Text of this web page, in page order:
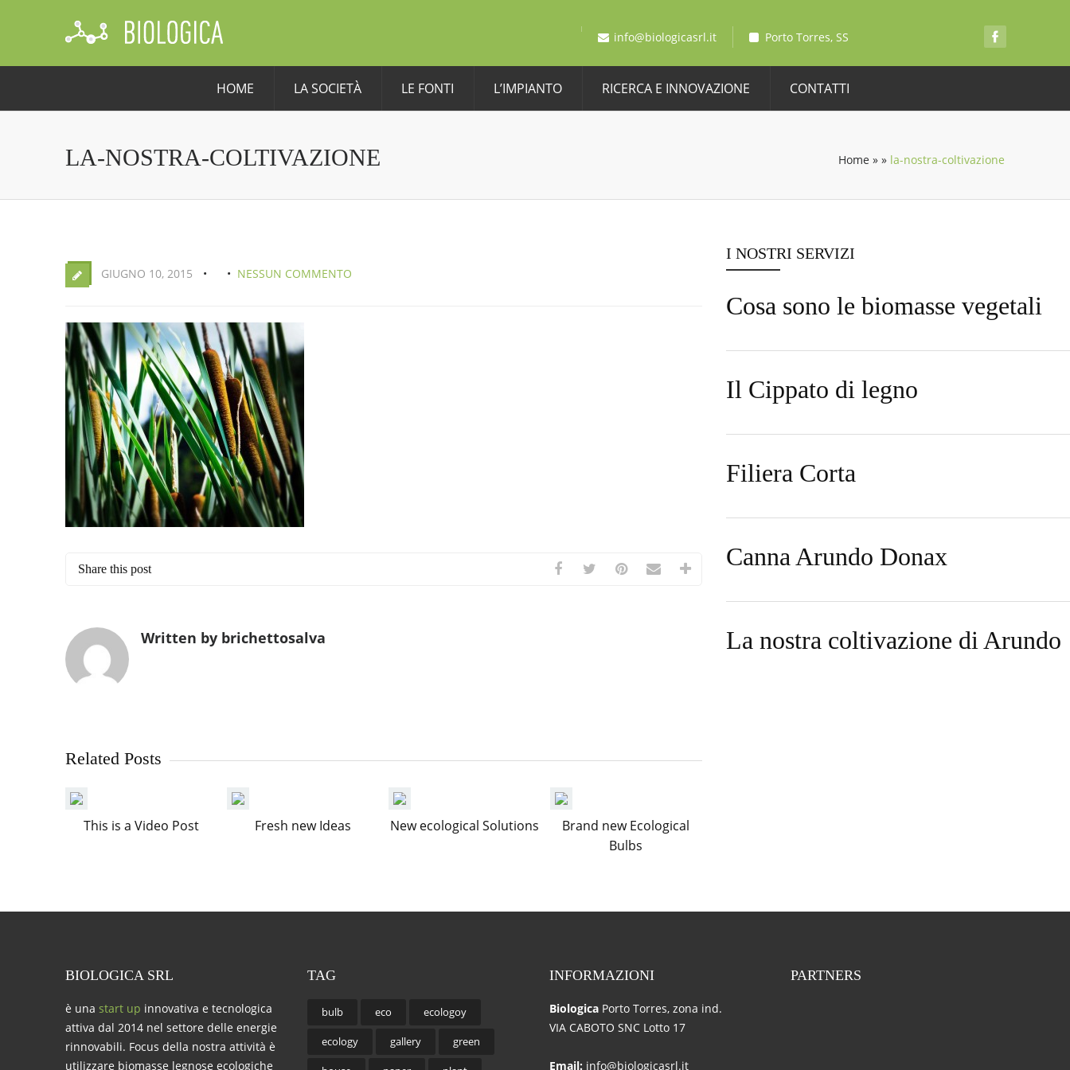
info@biologicasrl.it Porto Torres, SS
HOME LA SOCIETÀ LE FONTI L’IMPIANTO RICERCA E INNOVAZIONE CONTATTI
LA-NOSTRA-COLTIVAZIONE Home » » la-nostra-coltivazione
GIUGNO 10, 2015 NESSUN COMMENTO
Share this post
Written by brichettosalva
Related Posts
This is a Video Post Fresh new Ideas New ecological Solutions
Brand new Ecological
Bulbs
I NOSTRI SERVIZI
Cosa sono le biomasse vegetali
Il Cippato di legno
Filiera Corta
Canna Arundo Donax
La nostra coltivazione di Arundo
BIOLOGICA SRL
è una start up innovativa e tecnologica
attiva dal 2014 nel settore delle energie
rinnovabili. Focus della nostra attività è
utilizzare biomasse legnose ecologiche
TAG
bulb eco ecologoy
ecology gallery green
INFORMAZIONI
BiologicaPorto Torres, zona ind.
VIA CABOTO SNC Lotto 17
Email: info@biologicasrl.it
PARTNERS